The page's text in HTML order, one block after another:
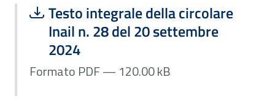
Scarica file:
Testo integrale della circolare
Inail n. 28 del 20 settembre
2024
Formato PDF — Dimensione 120.00 kB
Formato PDF — 120.00 kB